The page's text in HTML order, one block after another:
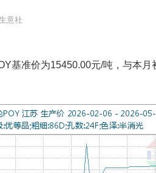
意社
基准价为15450.00元/吨，与本月